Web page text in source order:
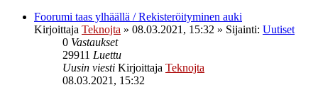
Foorumi taas ylhäällä / Rekisteröityminen auki
Kirjoittaja Teknojta » 08.03.2021, 15:32 » Sijainti: Uutiset
0 Vastaukset
29911 Luettu
Uusin viesti Kirjoittaja Teknojta
08.03.2021, 15:32